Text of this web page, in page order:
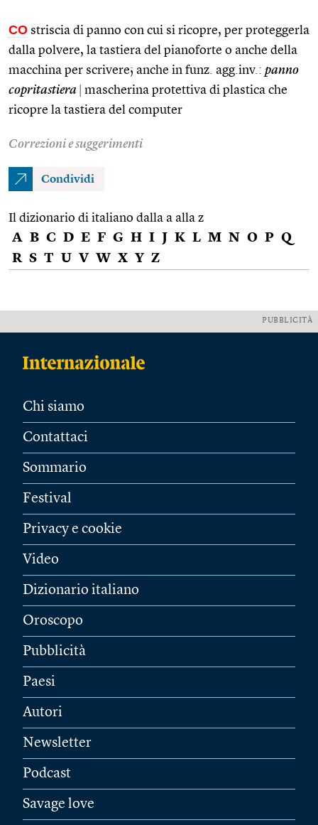
CO striscia di panno con cui si ricopre, per proteggerla
dalla polvere, la tastiera del pianoforte o anche della
macchina per scrivere; anche in funz. agg.inv.: panno
copritastiera
mascherina protettiva di plastica che
ricopre la tastiera del computer
Correzioni e suggerimenti
Condividi
Il dizionario di italiano dalla a alla z
A B C D E F G H I J K L M N O P Q
R S T U V W X Y Z
PUBBLICITÀ
Chi siamo
Contattaci
Sommario
Festival
Privacy e cookie
Video
Dizionario italiano
Oroscopo
Pubblicità
Paesi
Autori
Newsletter
Podcast
Savage love